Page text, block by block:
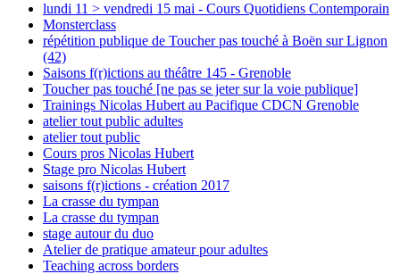
lundi 11 > vendredi 15 mai - Cours Quotidiens Contemporain
Monsterclass
répétition publique de Toucher pas touché à Boën sur Lignon
(42)
Saisons f(r)ictions au théâtre 145 - Grenoble
Toucher pas touché [ne pas se jeter sur la voie publique]
Trainings Nicolas Hubert au Pacifique CDCN Grenoble
atelier tout public adultes
atelier tout public
Cours pros Nicolas Hubert
Stage pro Nicolas Hubert
saisons f(r)ictions - création 2017
La crasse du tympan
La crasse du tympan
stage autour du duo
Atelier de pratique amateur pour adultes
Teaching across borders